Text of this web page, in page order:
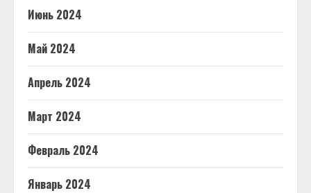
Июнь 2024
Май 2024
Апрель 2024
Март 2024
Февраль 2024
Январь 2024